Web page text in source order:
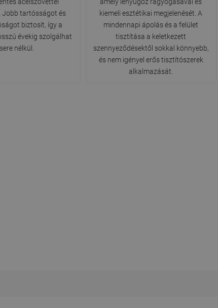
Jobb tartósságot és
biztosít, így a
évekig szolgálhat
nélkül.
kiemeli esztétikai megjelenését. A
mindennapi ápolás és a felület
tisztítása a keletkezett
szennyeződésektől sokkal könnyebb,
és nem igényel erős tisztítószerek
alkalmazását.